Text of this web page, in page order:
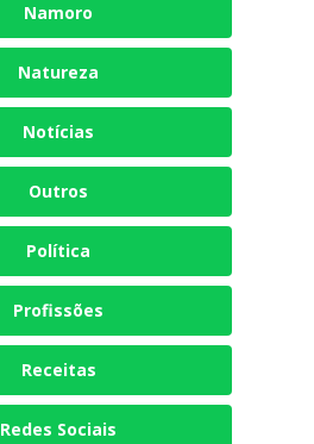
Namoro
Natureza
Notícias
Outros
Política
Profissões
Receitas
Redes Sociais